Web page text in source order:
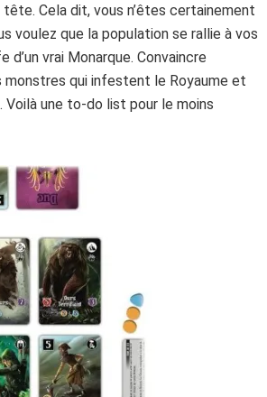
Cela dit, vous n’êtes certainement
voulez que la population se rallie à vos
vrai Monarque. Convaincre
monstres qui infestent le Royaume et
une to-do list pour le moins